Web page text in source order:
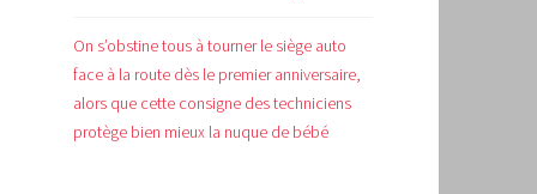
On s’obstine tous à tourner le siège auto
face à la route dès le premier anniversaire,
alors que cette consigne des techniciens
protège bien mieux la nuque de bébé